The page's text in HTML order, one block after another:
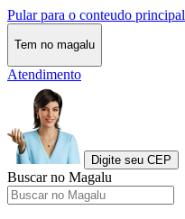
Pular para o conteudo principal
Tem no magalu
Atendimento
Digite seu CEP
Buscar no Magalu